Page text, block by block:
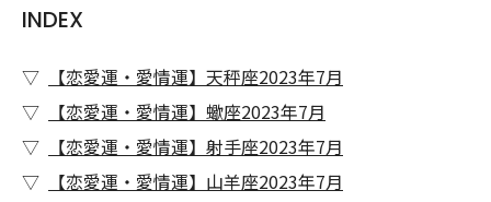
INDEX
【恋愛運・愛情運】天秤座2023年7月
【恋愛運・愛情運】蠍座2023年7月
【恋愛運・愛情運】射手座2023年7月
【恋愛運・愛情運】山羊座2023年7月